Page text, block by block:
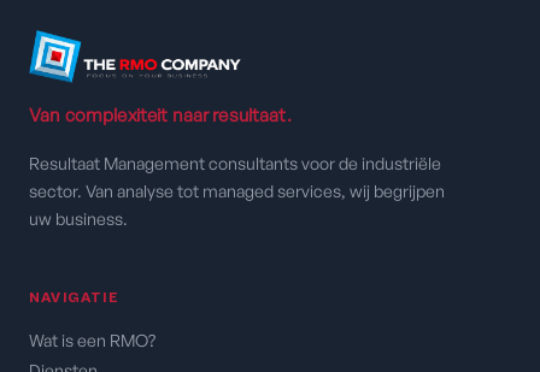
Van complexiteit naar resultaat.
Resultaat Management consultants voor de industriële
sector. Van analyse tot managed services, wij begrijpen
uw business.
NAVIGATIE
Wat is een RMO?